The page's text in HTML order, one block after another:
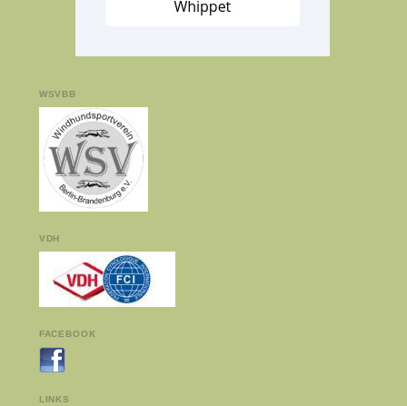
WSVBB
VDH
FACEBOOK
LINKS